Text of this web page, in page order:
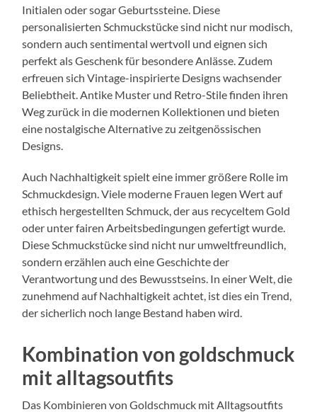
Initialen oder sogar Geburtssteine. Diese
personalisierten Schmuckstücke sind nicht nur modisch,
sondern auch sentimental wertvoll und eignen sich
perfekt als Geschenk für besondere Anlässe. Zudem
erfreuen sich Vintage-inspirierte Designs wachsender
Beliebtheit. Antike Muster und Retro-Stile finden ihren
Weg zurück in die modernen Kollektionen und bieten
eine nostalgische Alternative zu zeitgenössischen
Designs.
Auch Nachhaltigkeit spielt eine immer größere Rolle im
Schmuckdesign. Viele moderne Frauen legen Wert auf
ethisch hergestellten Schmuck, der aus recyceltem Gold
oder unter fairen Arbeitsbedingungen gefertigt wurde.
Diese Schmuckstücke sind nicht nur umweltfreundlich,
sondern erzählen auch eine Geschichte der
Verantwortung und des Bewusstseins. In einer Welt, die
zunehmend auf Nachhaltigkeit achtet, ist dies ein Trend,
der sicherlich noch lange Bestand haben wird.
Kombination von goldschmuck
mit alltagsoutfits
Das Kombinieren von Goldschmuck mit Alltagsoutfits